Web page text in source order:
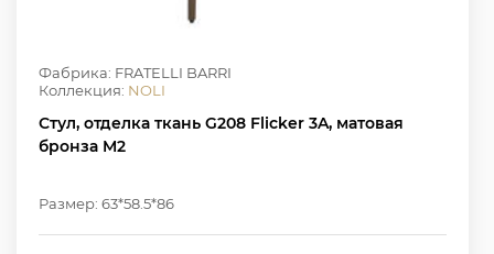
Фабрика: FRATELLI BARRI
Коллекция: NOLI
Стул, отделка ткань G208 Flicker 3A, матовая
бронза M2
Размер: 63*58.5*86